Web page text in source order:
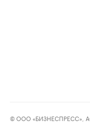
© ООО «БИЗНЕСПРЕСС»,